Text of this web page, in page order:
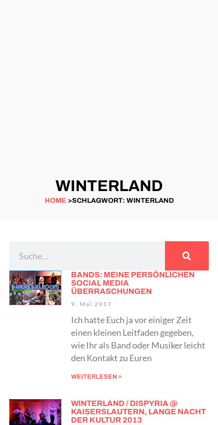
WINTERLAND
HOME >SCHLAGWORT: WINTERLAND
BANDS: MEINE PERSÖNLICHEN
SOCIAL MEDIA
ÜBERRASCHUNGEN
9. Mai 2017
Ich hatte Euch ja vor einiger Zeit
einen kleinen Leitfaden gegeben,
wie Ihr als Band oder Musiker leicht
den Kontakt zu Euren
WEITERLESEN »
WINTERLAND / DISPYRIA @
KAISERSLAUTERN, LANGE NACHT
DER KULTUR 2013